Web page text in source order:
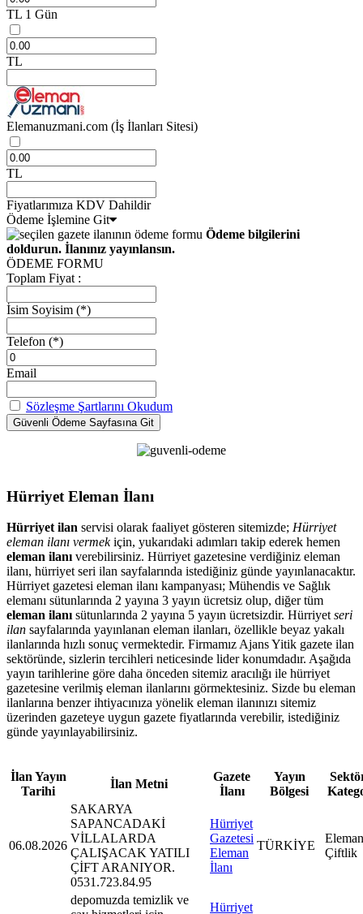
TL 1 Gün
TL
Elemanuzmani.com (İş İlanları Sitesi)
TL
Fiyatlarımıza KDV Dahildir
Ödeme İşlemine Git
Ödeme bilgilerini
doldurun. İlanınız yayınlansın.
ÖDEME FORMU
Toplam Fiyat :
İsim Soyisim (*)
Telefon (*)
Email
Sözleşme Şartlarını Okudum
Hürriyet Eleman İlanı
Hürriyet ilan servisi olarak faaliyet gösteren sitemizde; Hürriyet
eleman ilanı vermekiçin, yukarıdaki adımları takip ederek hemen
eleman ilanı verebilirsiniz. Hürriyet gazetesine verdiğiniz eleman
ilanı, hürriyet seri ilan sayfalarında istediğiniz günde yayınlanacaktır.
Hürriyet gazetesi eleman ilanı kampanyası; Mühendis ve Sağlık
elemanı sütunlarında 2 yayına 3 yayın ücretsiz olup, diğer tüm
eleman ilanı sütunlarında 2 yayına 5 yayın ücretsizdir. Hürriyet seri
ilan sayfalarında yayınlanan eleman ilanları, özellikle beyaz yakalı
ilanlarında hızlı sonuç vermektedir. Firmamız Ajans Yitik gazete ilan
sektöründe, sizlerin tercihleri neticesinde lider konumdadır. Aşağıda
yayın tarihlerine göre daha önceden sitemiz aracılığı ile hürriyet
gazetesine verilmiş eleman ilanlarını görmektesiniz. Sizde bu eleman
ilanlarına benzer ihtiyacınıza yönelik eleman ilanınızı sitemiz
üzerinden gazeteye uygun gazete fiyatlarında verebilir, istediğiniz
günde yayınlayabilirsiniz.
İlan Yayın
Tarihi
İlan Metni
Gazete
İlanı
Yayın
Bölgesi
06.08.2026
SAKARYA
SAPANCADAKİ
VİLLALARDA
ÇALIŞACAK YATILI
ÇİFT ARANIYOR.
0531.723.84.95
Hürriyet
Gazetesi
Eleman
İlanı
TÜRKİYE
Çiftlik
depomuzda temizlik ve
Hürriyet